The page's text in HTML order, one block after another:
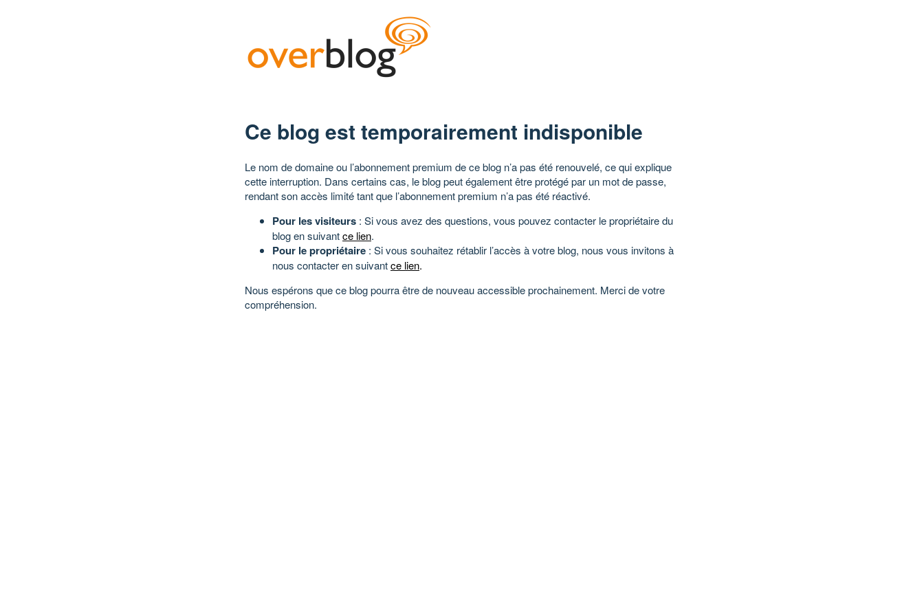
Ce blog est temporairement indisponible
Le nom de domaine ou l’abonnement premium de ce blog n’a pas été renouvelé, ce qui explique
cette interruption. Dans certains cas, le blog peut également être protégé par un mot de passe,
rendant son accès limité tant que l’abonnement premium n’a pas été réactivé.
Pour les visiteurs : Si vous avez des questions, vous pouvez contacter le propriétaire du
blog en suivantce lien.
Pour le propriétaire : Si vous souhaitez rétablir l’accès à votre blog, nous vous invitons à
nous contacter en suivantce lien.
Nous espérons que ce blog pourra être de nouveau accessible prochainement. Merci de votre
compréhension.